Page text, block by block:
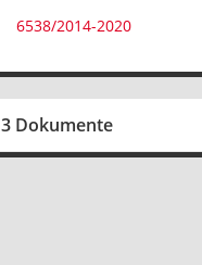
6538/2014-2020
3 Dokumente